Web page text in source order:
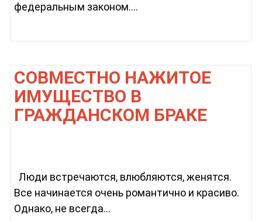
федеральным законом....
СОВМЕСТНО НАЖИТОЕ
ИМУЩЕСТВО В
ГРАЖДАНСКОМ БРАКЕ
Люди встречаются, влюбляются, женятся.
Все начинается очень романтично и красиво.
Однако, не всегда...